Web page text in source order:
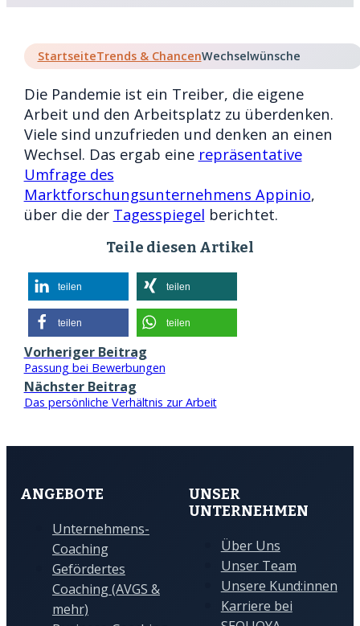
StartseiteTrends & ChancenWechselwünsche
Die Pandemie ist ein Treiber, die eigene
Arbeit und den Arbeitsplatz zu überdenken.
Viele sind unzufrieden und denken an einen
Wechsel. Das ergab eine repräsentative
Umfrage des
Marktforschungsunternehmens Appinio,
über die der Tagesspiegel berichtet.
Teile diesen Artikel
teilen teilen
teilen teilen
Vorheriger Beitrag
Passung bei Bewerbungen
Nächster Beitrag
Das persönliche Verhältnis zur Arbeit
ANGEBOTE
Unternehmens-
Coaching
Gefördertes
Coaching (AVGS &
mehr)
UNSER
UNTERNEHMEN
Über Uns
Unser Team
Unsere Kund:innen
Karriere bei